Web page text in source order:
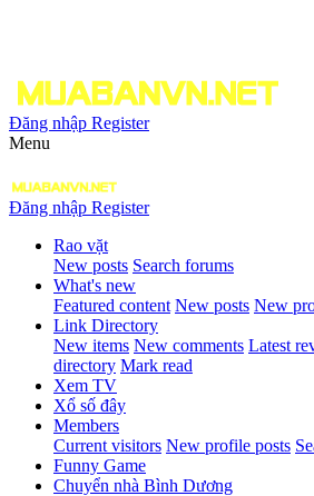
Đăng nhập Register
Menu
Đăng nhập Register
Rao vặt
New posts Search forums
What's new
Featured content New posts New
Link Directory
New items New comments Latest
directory Mark read
Xem TV
Xổ số đây
Members
Current visitors New profile posts
Funny Game
Chuyển nhà Bình Dương